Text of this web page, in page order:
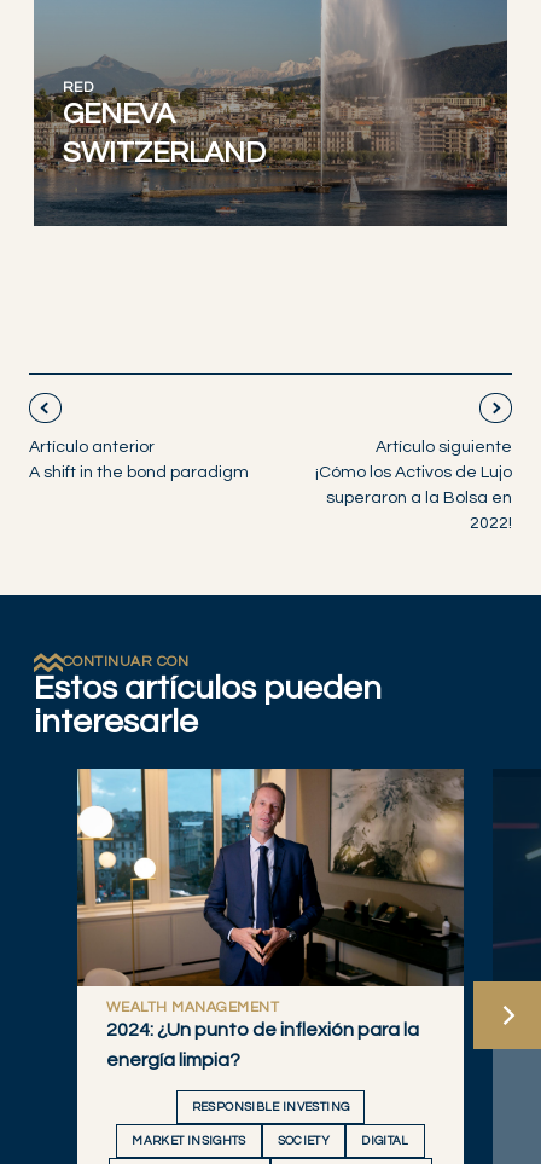
RED
GENEVA
SWITZERLAND
Artículo anterior
A shift in the bond paradigm
Artículo siguiente
¡Cómo los Activos de Lujo
superaron a la Bolsa en
2022!
CONTINUAR CON
Estos artículos pueden
interesarle
WEALTH MANAGEMENT
2024: ¿Un punto de inflexión para la
energía limpia?
RESPONSIBLE INVESTING
MARKET INSIGHTS SOCIETY DIGITAL